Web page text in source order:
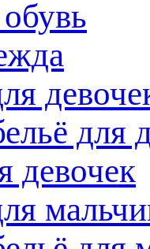
для
девочек